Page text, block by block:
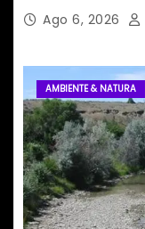
Ago 6, 2026
AMBIENTE & NATURA